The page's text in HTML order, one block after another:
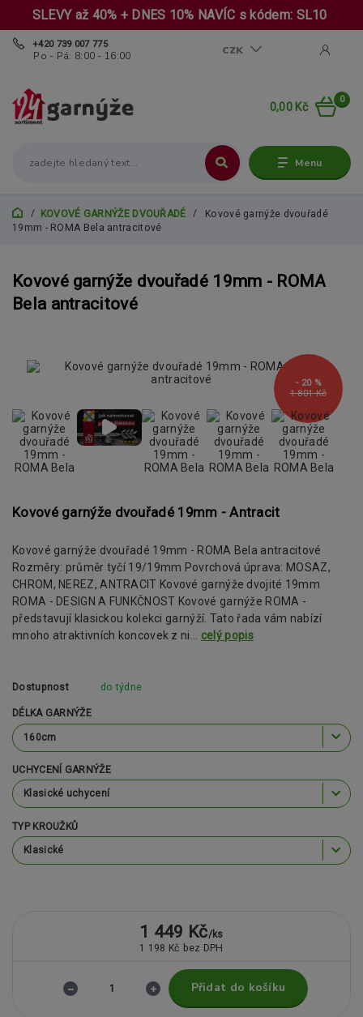
SLEVY až 40% + DNES 10% NAVÍC s kódem: SL10
Menu
CZK
+420 739 007 775
Po - Pá: 8:00 - 16:00
0
0,00 Kč
KOVOVÉ GARNÝŽE DVOUŘADÉ
Kovové garnýže dvouřadé
19mm - ROMA Bela antracitové
Kovové garnýže dvouřadé 19mm - ROMA
Bela antracitové
1 801 Kč
- 20 %
Kovové garnýže dvouřadé 19mm - Antracit
Kovové garnýže dvouřadé 19mm - ROMA Bela antracitové
Rozměry: průměr tyčí 19/19mm Povrchová úprava: MOSAZ,
CHROM, NEREZ, ANTRACIT Kovové garnýže dvojité 19mm
ROMA - DESIGN A FUNKČNOST Kovové garnýže ROMA -
představují klasickou kolekci garnýží. Tato řada vám nabízí
mnoho atraktivních koncovek z ni... celý popis
Dostupnost do týdne
DÉLKA GARNÝŽE
UCHYCENÍ GARNÝŽE
TYP KROUŽKŮ
1 449 Kč/ks
1 198 Kč bez DPH
Přidat do košíku